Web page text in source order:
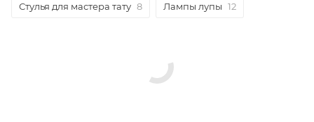
Стулья для мастера тату 8 Лампы лупы 12